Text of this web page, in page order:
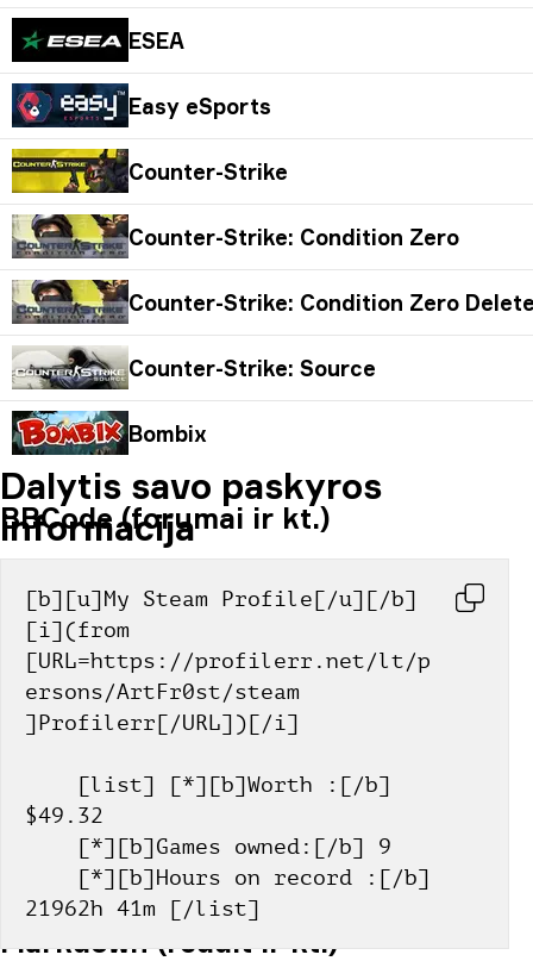
ESEA
Easy eSports
Counter-Strike
Counter-Strike: Condition Zero
Counter-Strike: Condition Zero
Counter-Strike: Source
Bombix
Dalytis savo paskyros
informacija
BBCode (forumai ir kt.)
[b][u]My Steam Profile[/u][/b]
[i](from
[URL=https://profilerr.net/lt/p
ersons/ArtFr0st/steam
]Profilerr[/URL])[/i]
$49.32
    [*][b]Games owned:[/b] 9
21962h 41m [/list]
Markdown (reddit ir kt.)